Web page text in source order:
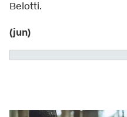
Belotti.
(jun)